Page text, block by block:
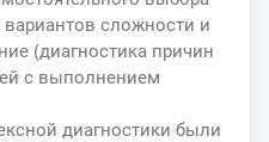
вариантов сложности и
(диагностика причин
с выполнением
диагностики были